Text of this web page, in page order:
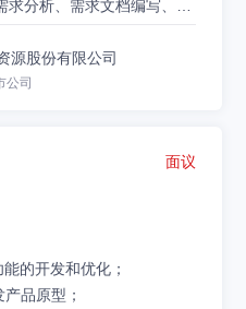
分析、需求文档编写、交
，持续优化产品的用户体
竞争策略及规划。
件行业需求分析BA或产品
营销意识，有企业级Saa
源股份有限公司
公司
面议
的开发和优化；
品原型；